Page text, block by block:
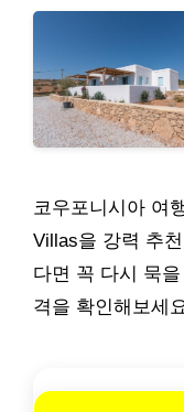
코우포니시아 여
Villas을 강력 추
다면 꼭 다시 묵
격을 확인해보세